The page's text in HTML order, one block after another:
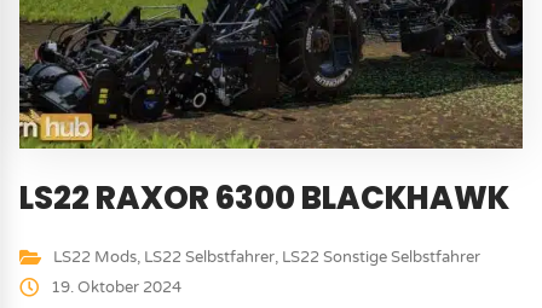
LS22 RAXOR 6300 BLACKHAWK
LS22 Mods, LS22 Selbstfahrer, LS22 Sonstige Selbstfahrer
19. Oktober 2024